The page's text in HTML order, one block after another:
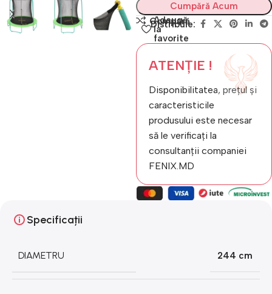
Cumpără Acum
Compară
Adaugă
la
favorite
Distribuie:
ATENȚIE !
Disponibilitatea, prețul și
caracteristicile
produsului este necesar
să le verificați la
consultanții companiei
FENIX.MD
Specificații
DIAMETRU 244 cm